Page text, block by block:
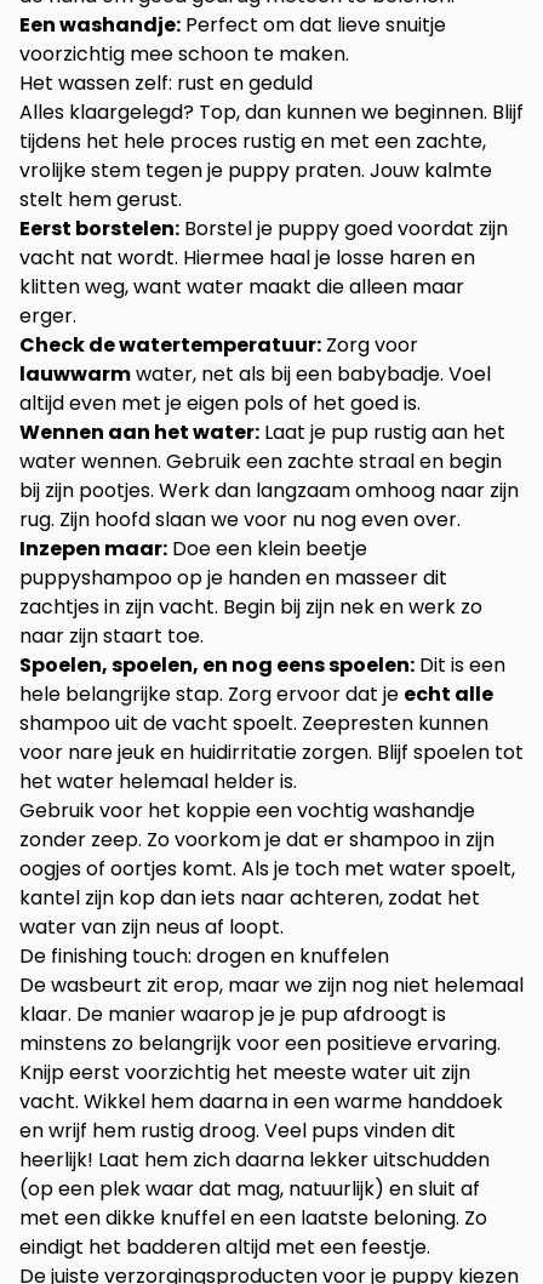
Een washandje: Perfect om dat lieve snuitje
voorzichtig mee schoon te maken.
Het wassen zelf: rust en geduld
Alles klaargelegd? Top, dan kunnen we beginnen. Blijf
tijdens het hele proces rustig en met een zachte,
vrolijke stem tegen je puppy praten. Jouw kalmte
stelt hem gerust.
Eerst borstelen: Borstel je puppy goed voordat zijn
vacht nat wordt. Hiermee haal je losse haren en
klitten weg, want water maakt die alleen maar
erger.
Check de watertemperatuur: Zorg voor
lauwwarmwater, net als bij een babybadje. Voel
altijd even met je eigen pols of het goed is.
Wennen aan het water: Laat je pup rustig aan het
water wennen. Gebruik een zachte straal en begin
bij zijn pootjes. Werk dan langzaam omhoog naar zijn
rug. Zijn hoofd slaan we voor nu nog even over.
Inzepen maar: Doe een klein beetje
puppyshampoo op je handen en masseer dit
zachtjes in zijn vacht. Begin bij zijn nek en werk zo
naar zijn staart toe.
Spoelen, spoelen, en nog eens spoelen: Dit is een
hele belangrijke stap. Zorg ervoor dat je echt alle
shampoo uit de vacht spoelt. Zeepresten kunnen
voor nare jeuk en huidirritatie zorgen. Blijf spoelen tot
het water helemaal helder is.
Gebruik voor het koppie een vochtig washandje
zonder zeep. Zo voorkom je dat er shampoo in zijn
oogjes of oortjes komt. Als je toch met water spoelt,
kantel zijn kop dan iets naar achteren, zodat het
water van zijn neus af loopt.
De finishing touch: drogen en knuffelen
De wasbeurt zit erop, maar we zijn nog niet helemaal
klaar. De manier waarop je je pup afdroogt is
minstens zo belangrijk voor een positieve ervaring.
Knijp eerst voorzichtig het meeste water uit zijn
vacht. Wikkel hem daarna in een warme handdoek
en wrijf hem rustig droog. Veel pups vinden dit
heerlijk! Laat hem zich daarna lekker uitschudden
(op een plek waar dat mag, natuurlijk) en sluit af
met een dikke knuffel en een laatste beloning. Zo
eindigt het badderen altijd met een feestje.
De juiste verzorgingsproducten voor je puppy kiezen